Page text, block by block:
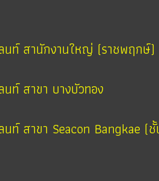
ท์ สานักงานใหญ่ (ราชพฤกษ์)
ท์ สาขา บางบัวทอง
ท์ สาขา Seacon Bangkae (